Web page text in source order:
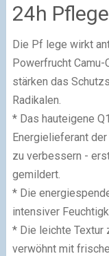
24h Pflege
Die Pf lege wirkt
Powerfrucht
stärken das
Radikalen.
* Das hauteigene
Energielieferant
zu verbessern -
gemildert.
* Die
intensiver
* Die leichte Textur
verwöhnt mit